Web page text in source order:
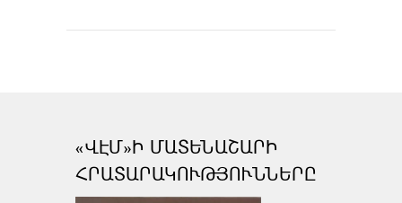
«ՎԷՄ»Ի ՄԱՏԵՆԱՇԱՐԻ
ՀՐԱՏԱՐԱԿՈՒԹՅՈՒՆՆԵՐԸ